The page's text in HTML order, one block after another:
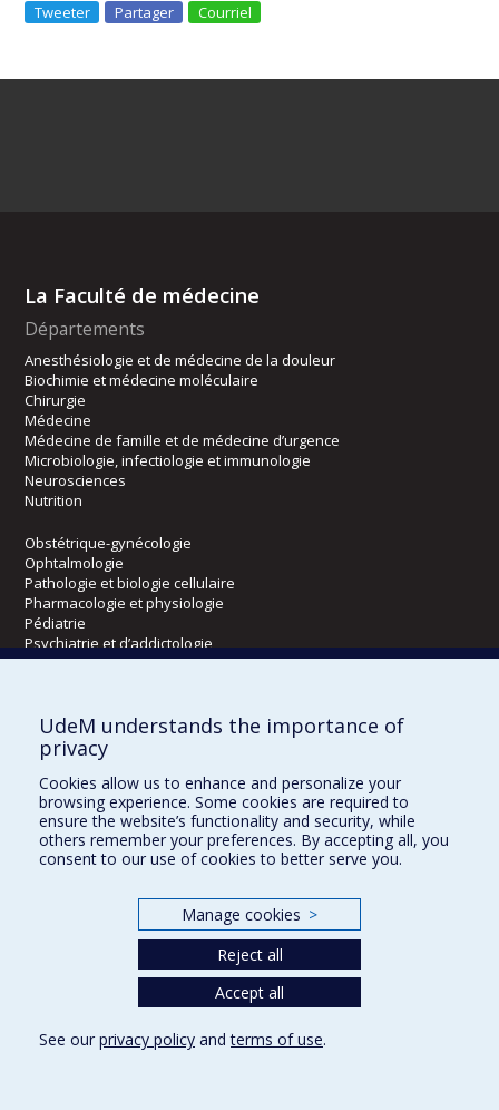
Tweeter Partager Courriel
La Faculté de médecine
Départements
Anesthésiologie et de médecine de la douleur
Biochimie et médecine moléculaire
Chirurgie
Médecine
Médecine de famille et de médecine d’urgence
Microbiologie, infectiologie et immunologie
Neurosciences
Nutrition
Obstétrique-gynécologie
Ophtalmologie
Pathologie et biologie cellulaire
Pharmacologie et physiologie
Pédiatrie
Psychiatrie et d’addictologie
Radiologie, radio-oncologie et médecine nucléaire
Écoles
Orthophonie et audiologie
Réadaptation
Directions
UdeM understands the importance of
privacy
Cookies allow us to enhance and personalize your
browsing experience. Some cookies are required to
ensure the website’s functionality and security, while
others remember your preferences. By accepting all, you
consent to our use of cookies to better serve you.
Manage cookies >
Reject all
Accept all
See our privacy policy andterms of use.